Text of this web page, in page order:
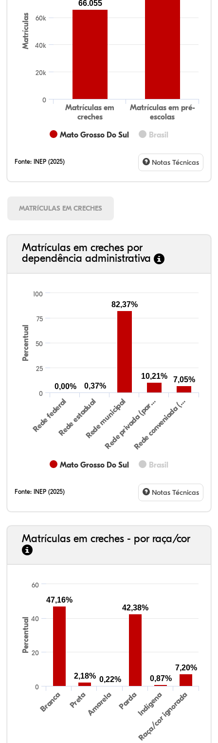
Matrículas
Mato Grosso Do Sul Brasil
Matrículas em
creches
Matrículas em pré-
escolas
0
20k
40k
60k
66.055
Fonte: INEP (2025) Notas Técnicas
MATRÍCULAS EM CRECHES
Matrículas em creches por
dependência administrativa
Percentual
Mato Grosso Do Sul Brasil
Rede federalRede estadualRede municipal
Rede privada (par…Rede conveniada (…
0
100
25
50
75
0,00% 0,37%
82,37%
10,21% 7,05%
Fonte: INEP (2025) Notas Técnicas
Matrículas em creches - por raça/cor
Percentual
Branca PretaAmarela PardaIndígena
Raça/cor ignorada
0
20
40
60
47,16%
2,18% 0,22%
42,38%
0,87%
7,20%